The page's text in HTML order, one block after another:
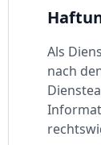
Als
nach